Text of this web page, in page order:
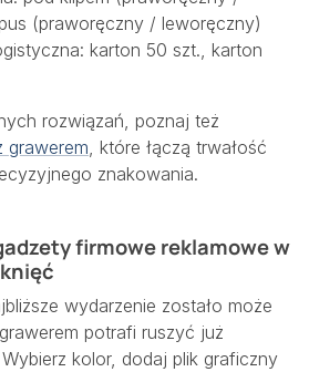
(praworęczny / leworęczny)
karton 50 szt., karton
rozwiązań, poznaj też
grawerem, które łączą trwałość
znakowania.
firmowe reklamowe w
wydarzenie zostało może
potrafi ruszyć już
kolor, dodaj plik graficzny